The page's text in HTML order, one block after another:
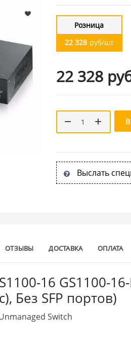
Розница
22 328 руб/шт
22 328
Выслать
ОТЗЫВЫ ДОСТАВКА ОПЛАТА
16 GS1100-
Без SFP портов)
Switch